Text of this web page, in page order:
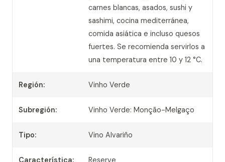
carnes blancas, asados, sushi y
sashimi, cocina mediterránea,
comida asiática e incluso quesos
fuertes. Se recomienda servirlos a
una temperatura entre 10 y 12 °C.
Región: Vinho Verde
Subregión: Vinho Verde: Monção-Melgaço
Tipo: Vino Alvariño